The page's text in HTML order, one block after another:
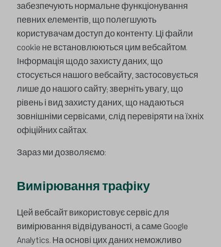
забезпечують нормальне функціонування
певних елементів, що полегшують
користувачам доступ до контенту. Ці файли
cookie не встановлюються цим вебсайтом.
Інформація щодо захисту даних, що
стосується нашого вебсайту, застосовується
лише до нашого сайту; зверніть увагу, що
рівень і вид захисту даних, що надаються
зовнішніми сервісами, слід перевіряти на їхніх
офіційних сайтах.
Зараз ми дозволяємо:
Вимірювання трафіку
Цей вебсайт використовує сервіс для
вимірювання відвідуваності, а саме Google
Analytics. На основі цих даних неможливо